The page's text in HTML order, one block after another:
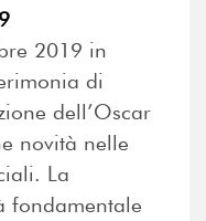
2019 in
di
dell’Oscar
novità nelle
La
fondamentale